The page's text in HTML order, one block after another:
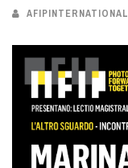
AFIPINTERNATIONAL